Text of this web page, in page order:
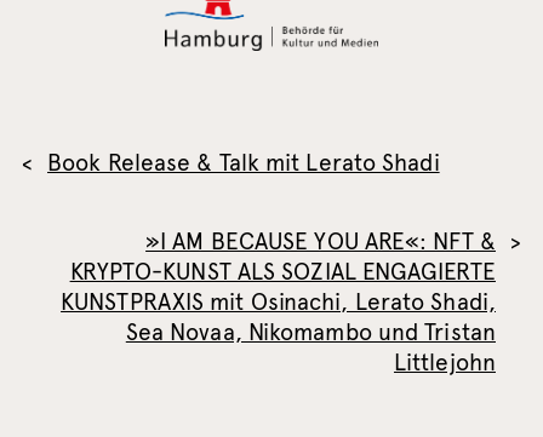
Book Release & Talk mit Lerato Shadi
»I AM BECAUSE YOU ARE«: NFT &
KRYPTO-KUNST ALS SOZIAL ENGAGIERTE
KUNSTPRAXIS mit Osinachi, Lerato Shadi,
Sea Novaa, Nikomambo und Tristan
Littlejohn